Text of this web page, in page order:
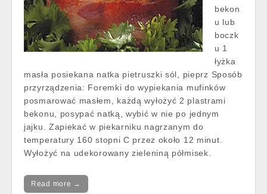
bekon
u lub
boczk
u 1
łyżka
masła posiekana natka pietruszki sól, pieprz Sposób
przyrządzenia: Foremki do wypiekania mufinków
posmarować masłem, każdą wyłożyć 2 plastrami
bekonu, posypać natką, wybić w nie po jednym
jajku. Zapiekać w piekarniku nagrzanym do
temperatury 160 stopni C przez około 12 minut.
Wyłożyć na udekorowany zieleniną półmisek.
Read more →